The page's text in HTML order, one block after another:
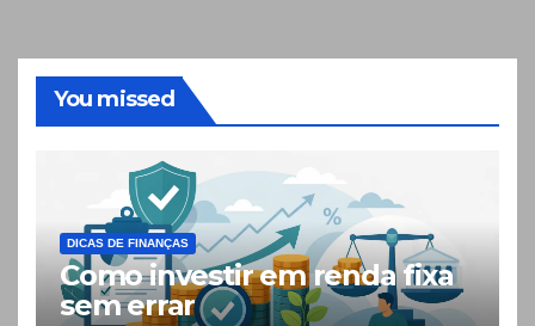
You missed
DICAS DE FINANÇAS
Como investir em renda fixa
sem errar